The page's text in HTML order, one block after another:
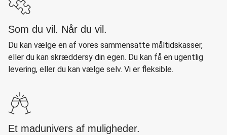
Som du vil. Når du vil.
Du kan vælge en af vores sammensatte måltidskasser,
eller du kan skræddersy din egen. Du kan få en ugentlig
levering, eller du kan vælge selv. Vi er fleksible.
Et madunivers af muligheder.